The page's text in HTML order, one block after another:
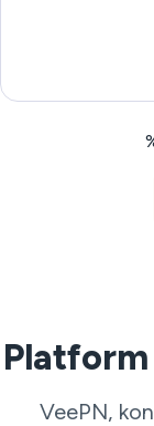
Platform
VeePN,